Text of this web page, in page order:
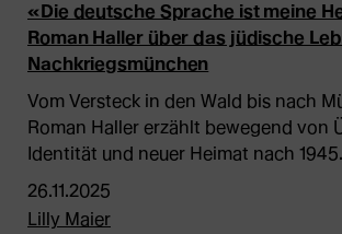
«Die deutsche Sprache ist meine
Roman Haller über das jüdische
Nachkriegsmünchen
Vom Versteck in den Wald bis nach
Roman Haller erzählt bewegend von
Identität und neuer Heimat nach 1945.
26.11.2025
Lilly Maier